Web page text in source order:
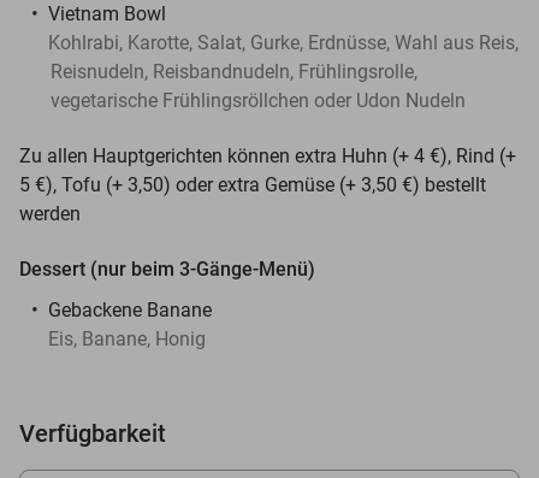
Vietnam Bowl
Kohlrabi, Karotte, Salat, Gurke, Erdnüsse, Wahl aus Reis,
Reisnudeln, Reisbandnudeln, Frühlingsrolle,
vegetarische Frühlingsröllchen oder Udon Nudeln
Zu allen Hauptgerichten können extra Huhn (+ 4 €), Rind (+
5 €), Tofu (+ 3,50) oder extra Gemüse (+ 3,50 €) bestellt
werden
Dessert (nur beim 3-Gänge-Menü)
Gebackene Banane
Eis, Banane, Honig
Verfügbarkeit